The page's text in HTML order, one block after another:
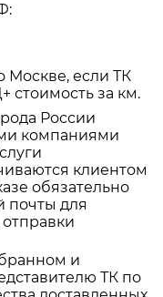
Москве, если ТК
стоимость за км.
России
компаниями
клиентом
обязательно
почты для
и
ТК по